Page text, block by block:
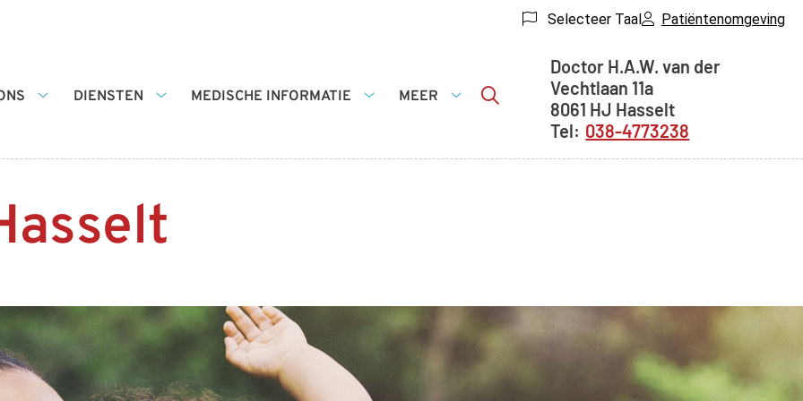
Selecteer Taal Patiëntenomgeving
DIENSTEN
MEDISCHE INFORMATIE
MEER
Adresgegevens
Doctor H.A.W. van der
Vechtlaan 11a
8061 HJ Hasselt
038-4773238